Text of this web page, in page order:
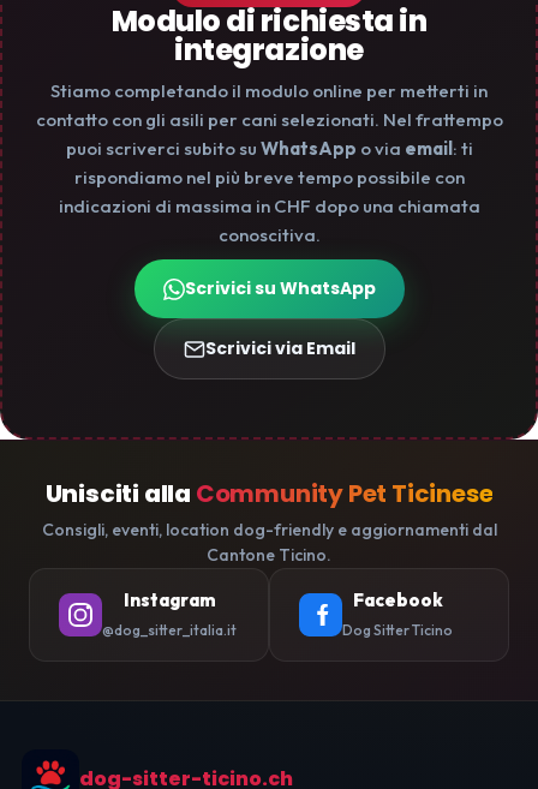
Modulo di richiesta in
integrazione
Stiamo completando il modulo online per metterti in
contatto con gli asili per cani selezionati. Nel frattempo
puoi scriverci subito su WhatsApp o via email : ti
rispondiamo nel più breve tempo possibile con
indicazioni di massima in CHF dopo una chiamata
conoscitiva.
Scrivici su WhatsApp
Scrivici via Email
Unisciti alla Community Pet Ticinese
Consigli, eventi, location dog-friendly e aggiornamenti dal
Cantone Ticino.
Instagram
@dog_sitter_italia.it
Facebook
Dog Sitter Ticino
dog-sitter-ticino.ch